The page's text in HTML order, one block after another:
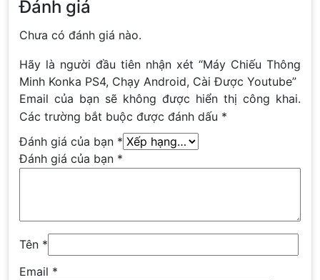
Đánh giá
Chưa có đánh giá nào.
Hãy là người đầu tiên nhận xét “Máy Chiếu Thông
Minh Konka PS4, Chạy Android, Cài Được Youtube”
Email của bạn sẽ không được hiển thị công khai.
Các trường bắt buộc được đánh dấu *
Đánh giá của bạn *
Đánh giá của bạn *
Tên *
Email *